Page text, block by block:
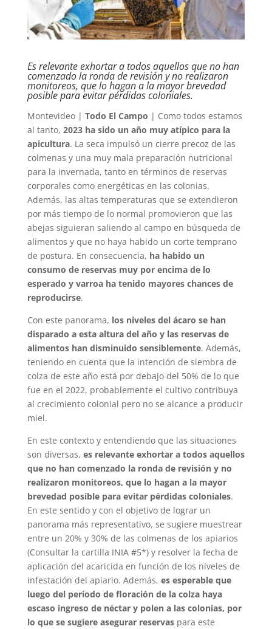
Es relevante exhortar a todos aquellos que no han
comenzado la ronda de revisión y no realizaron
monitoreos, que lo hagan a la mayor brevedad
posible para evitar pérdidas coloniales.
Montevideo | Todo El Campo | ​​Como todos estamos
al tanto, 2023 ha sido un año muy atípico para la
apicultura. La seca impulsó un cierre precoz de las
colmenas y una muy mala preparación nutricional
para la invernada, tanto en términos de reservas
corporales como energéticas en las colonias.
Además, las altas temperaturas que se extendieron
por más tiempo de lo normal promovieron que las
abejas siguieran saliendo al campo en búsqueda de
alimentos y que no haya habido un corte temprano
de postura. En consecuencia, ha habido un
consumo de reservas muy por encima de lo
esperado y varroa ha tenido mayores chances de
reproducirse.
Con este panorama, los niveles del ácaro se han
disparado a esta altura del año y las reservas de
alimentos han disminuido sensiblemente. Además,
teniendo en cuenta que la intención de siembra de
colza de este año está por debajo del 50% de lo que
fue en el 2022, probablemente el cultivo contribuya
al crecimiento colonial pero no se alcance a producir
miel.
En este contexto y entendiendo que las situaciones
son diversas, es relevante exhortar a todos aquellos
que no han comenzado la ronda de revisión y no
realizaron monitoreos, que lo hagan a la mayor
brevedad posible para evitar pérdidas coloniales.
En este sentido y con el objetivo de lograr un
panorama más representativo, se sugiere muestrear
entre un 20% y 30% de las colmenas de los apiarios
(Consultar la cartilla INIA #5*​) y resolver la fecha de
aplicación del acaricida en función de los niveles de
infestación del apiario. Además, es esperable que
luego del período de floración de la colza haya
escaso ingreso de néctar y polen a las colonias, por
lo que se sugiere asegurar reservaspara este